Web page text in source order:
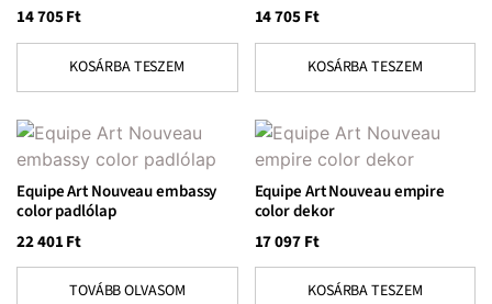
14 705Ft
KOSÁRBA TESZEM
14 705Ft
KOSÁRBA TESZEM
Equipe Art Nouveau embassy
color padlólap
22 401Ft
TOVÁBB OLVASOM
Equipe Art Nouveau empire
color dekor
17 097Ft
KOSÁRBA TESZEM